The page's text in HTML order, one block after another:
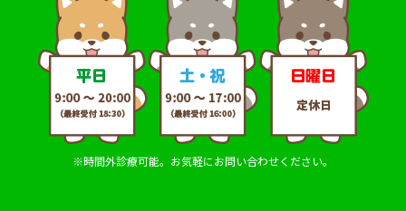
※時間外診療可能。お気軽にお問い合わせください。